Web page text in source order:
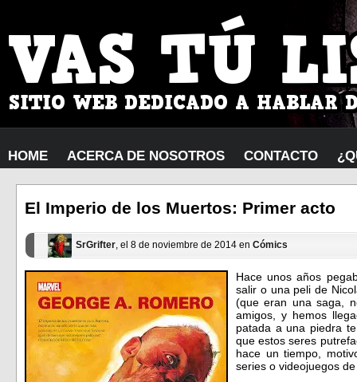
HOME ACERCA DE NOSOTROS CONTACTO
El Imperio de los Muertos: Primer acto
SrGrifter, el 8 de noviembre de 2014 en Cómics
Hace unos años
salir o una peli de
(que eran una saga,
amigos, y hemos
patada a una piedra
que estos seres
hace un tiempo,
series o videojuegos